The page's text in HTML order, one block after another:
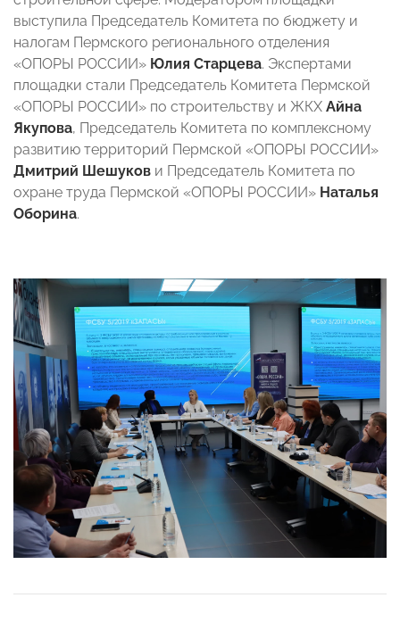
выступила Председатель Комитета по бюджету и
налогам Пермского регионального отделения
«ОПОРЫ РОССИИ» Юлия Старцева. Экспертами
площадки стали Председатель Комитета Пермской
«ОПОРЫ РОССИИ» по строительству и ЖКХ Айна
Якупова, Председатель Комитета по комплексному
развитию территорий Пермской «ОПОРЫ РОССИИ»
Дмитрий Шешуков и Председатель Комитета по
охране труда Пермской «ОПОРЫ РОССИИ» Наталья
Оборина.